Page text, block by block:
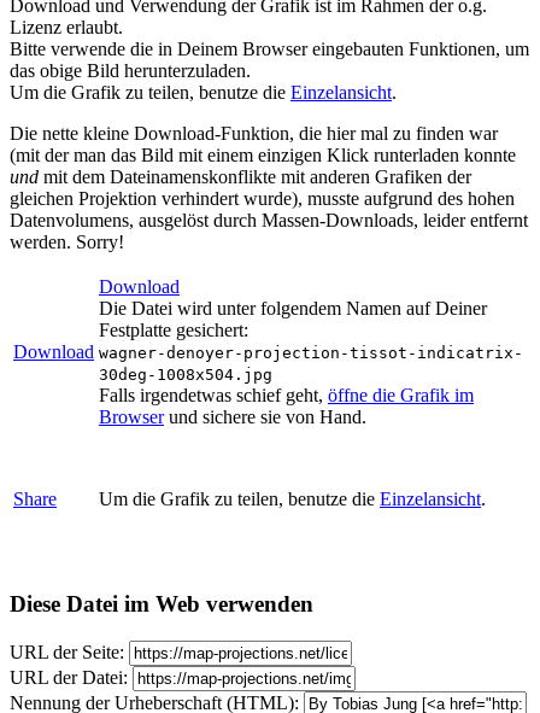
Download und Verwendung der Grafik ist im Rahmen der o.g.
Lizenz erlaubt.
Bitte verwende die in Deinem Browser eingebauten Funktionen, um
das obige Bild herunterzuladen.
Um die Grafik zu teilen, benutze die Einzelansicht.
Die nette kleine Download-Funktion, die hier mal zu finden war
(mit der man das Bild mit einem einzigen Klick runterladen konnte
und mit dem Dateinamenskonflikte mit anderen Grafiken der
gleichen Projektion verhindert wurde), musste aufgrund des hohen
Datenvolumens, ausgelöst durch Massen-Downloads, leider entfernt
werden. Sorry!
Download
Download
Die Datei wird unter folgendem Namen auf Deiner
Festplatte gesichert:
wagner-denoyer-projection-tissot-indicatrix-
30deg-1008x504.jpg
Falls irgendetwas schief geht, öffne die Grafik im
Browserund sichere sie von Hand.
Share Um die Grafik zu teilen, benutze die Einzelansicht.
Diese Datei im Web verwenden
URL der Seite:
URL der Datei:
Nennung der Urheberschaft (HTML):